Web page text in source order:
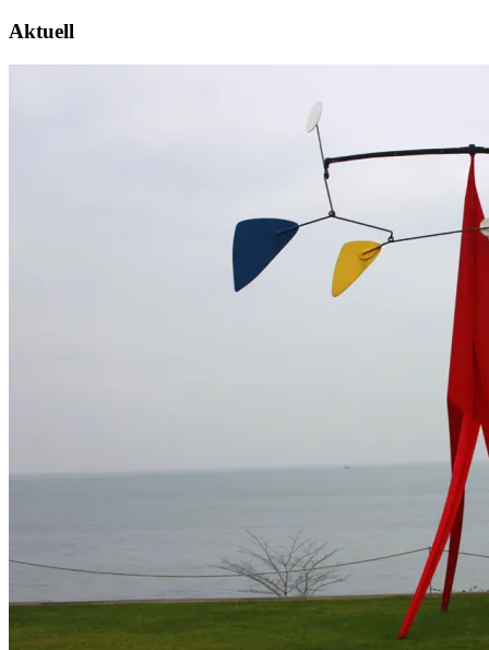
Aktuell